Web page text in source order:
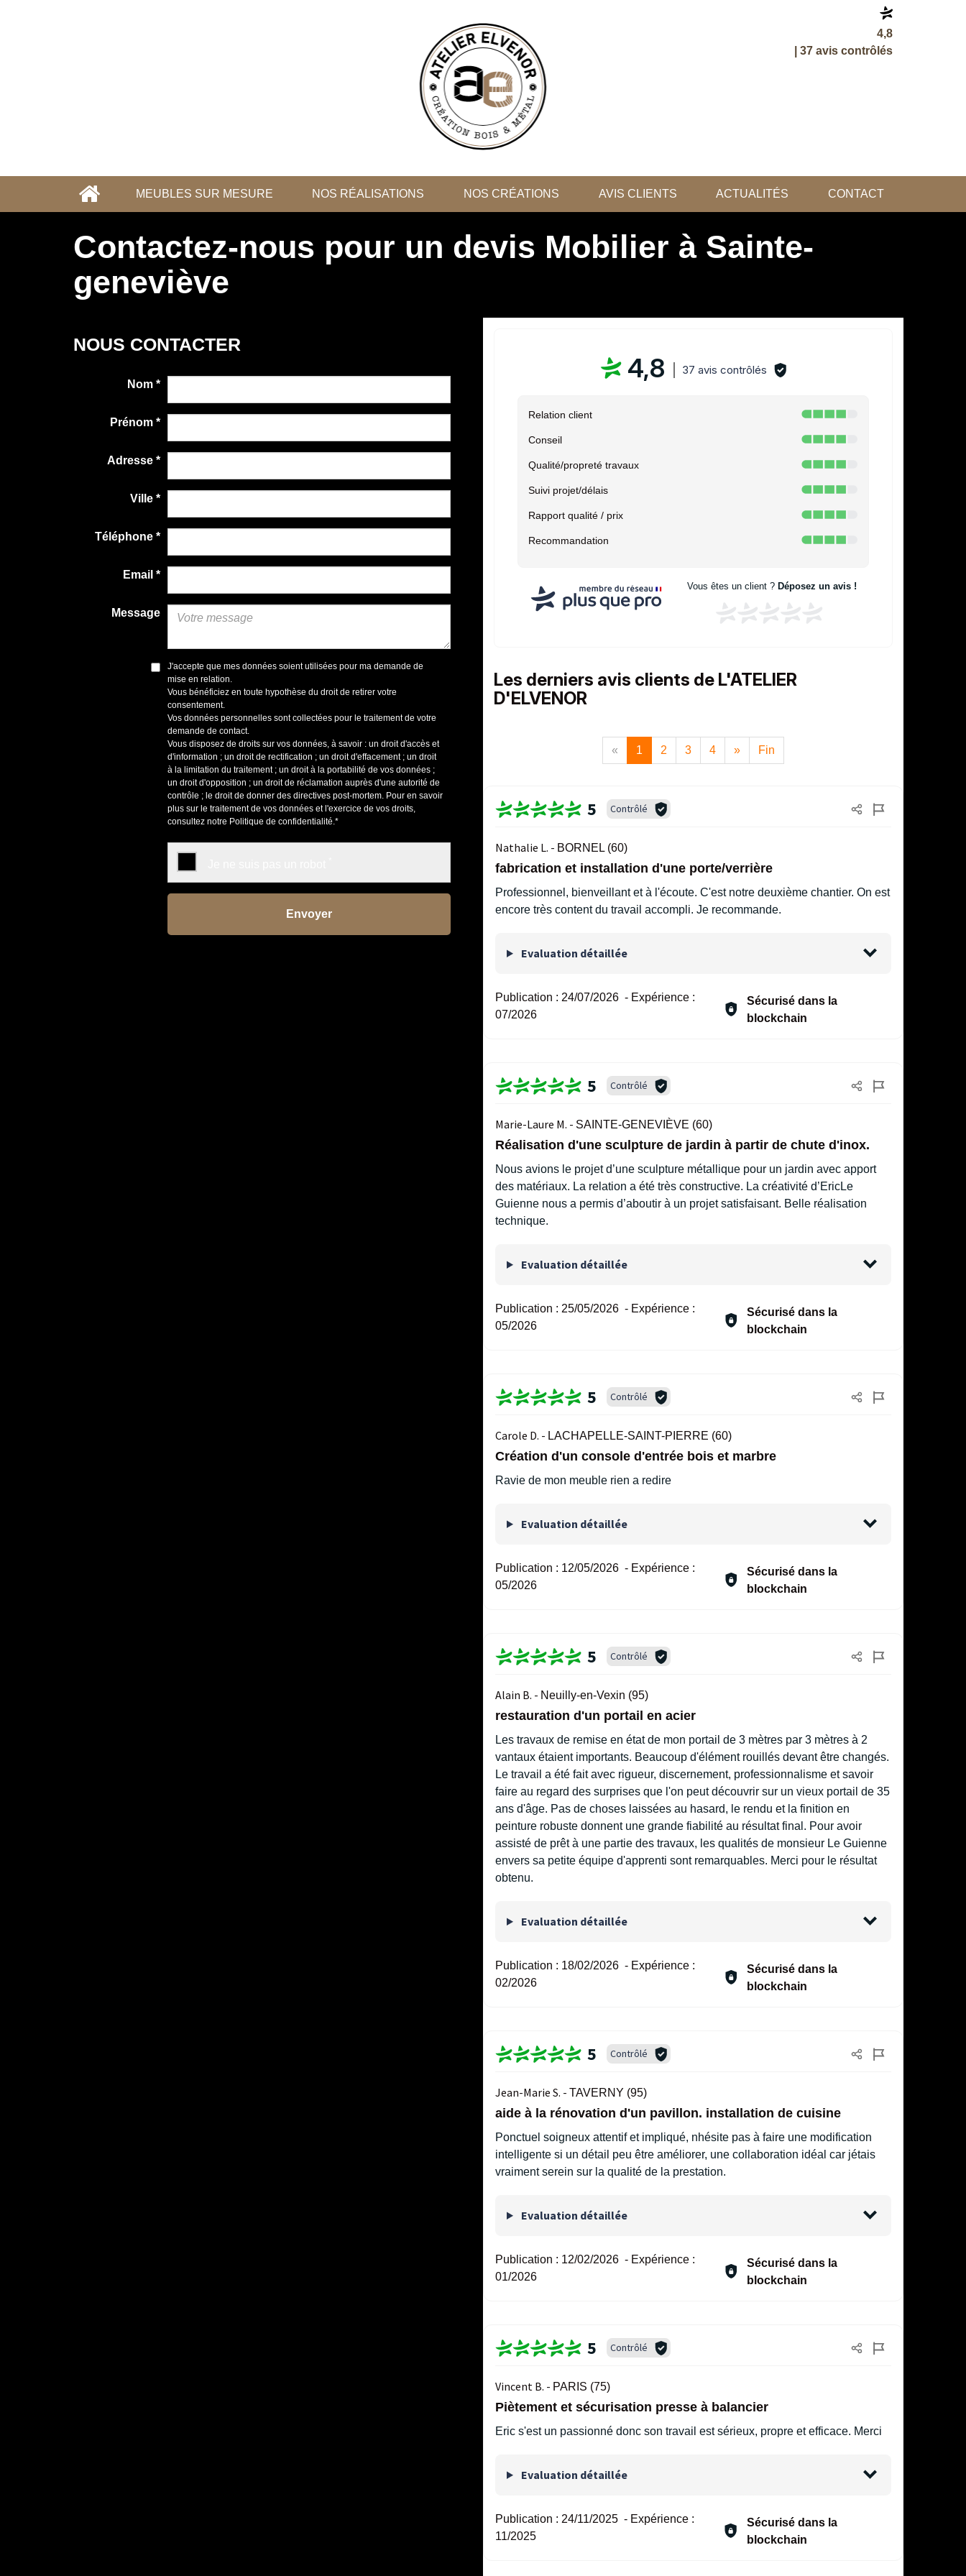
4,8
| 37 avis contrôlés
MEUBLES SUR MESURE NOS RÉALISATIONS NOS CRÉATIONS AVIS CLIENTS ACTUALITÉS CONTACT
Contactez-nous pour un devis Mobilier à Sainte-
geneviève
NOUS CONTACTER
Nom *
Prénom *
Adresse *
Ville *
Téléphone *
Email *
Message
J'accepte que mes données soient utilisées pour ma demande de
mise en relation.
Vous bénéficiez en toute hypothèse du droit de retirer votre
consentement.
Vos données personnelles sont collectées pour le traitement de votre
demande de contact.
Vous disposez de droits sur vos données, à savoir : un droit d'accès et
d'information ; un droit de rectification ; un droit d'effacement ; un droit
à la limitation du traitement ; un droit à la portabilité de vos données ;
un droit d'opposition ; un droit de réclamation auprès d'une autorité de
contrôle ; le droit de donner des directives post-mortem. Pour en savoir
plus sur le traitement de vos données et l'exercice de vos droits,
consultez notre Politique de confidentialité.*
4,8 37 avis contrôlés
Relation client
Conseil
Qualité/propreté travaux
Suivi projet/délais
Rapport qualité / prix
Recommandation
Vous êtes un client ? Déposez un avis !
Les derniers avis clients de L'ATELIER
D'ELVENOR
« 1 2 3 4 » Fin
5 Contrôlé
Nathalie L. - BORNEL (60)
fabrication et installation d'une porte/verrière
Professionnel, bienveillant et à l'écoute. C'est notre deuxième chantier. On est
encore très content du travail accompli. Je recommande.
Evaluation détaillée
Publication : 24/07/2026 - Expérience :
07/2026
Sécurisé dans la
blockchain
5 Contrôlé
Marie-Laure M. - SAINTE-GENEVIÈVE (60)
Réalisation d'une sculpture de jardin à partir de chute d'inox.
Nous avions le projet d’une sculpture métallique pour un jardin avec apport
des matériaux. La relation a été très constructive. La créativité d’EricLe
Guienne nous a permis d’aboutir à un projet satisfaisant. Belle réalisation
technique.
Evaluation détaillée
Publication : 25/05/2026 - Expérience :
05/2026
Sécurisé dans la
blockchain
5 Contrôlé
Carole D. - LACHAPELLE-SAINT-PIERRE (60)
Création d'un console d'entrée bois et marbre
Ravie de mon meuble rien a redire
Evaluation détaillée
Publication : 12/05/2026 - Expérience :
05/2026
Sécurisé dans la
blockchain
5 Contrôlé
Alain B. - Neuilly-en-Vexin (95)
restauration d'un portail en acier
Les travaux de remise en état de mon portail de 3 mètres par 3 mètres à 2
vantaux étaient importants. Beaucoup d'élément rouillés devant être changés.
Le travail a été fait avec rigueur, discernement, professionnalisme et savoir
faire au regard des surprises que l'on peut découvrir sur un vieux portail de 35
ans d'âge. Pas de choses laissées au hasard, le rendu et la finition en
peinture robuste donnent une grande fiabilité au résultat final. Pour avoir
assisté de prêt à une partie des travaux, les qualités de monsieur Le Guienne
envers sa petite équipe d'apprenti sont remarquables. Merci pour le résultat
obtenu.
Evaluation détaillée
Publication : 18/02/2026 - Expérience :
02/2026
Sécurisé dans la
blockchain
5 Contrôlé
Jean-Marie S. - TAVERNY (95)
aide à la rénovation d'un pavillon. installation de cuisine
Ponctuel soigneux attentif et impliqué, nhésite pas à faire une modification
intelligente si un détail peu être améliorer, une collaboration idéal car jétais
vraiment serein sur la qualité de la prestation.
Evaluation détaillée
Publication : 12/02/2026 - Expérience :
01/2026
Sécurisé dans la
blockchain
5 Contrôlé
Vincent B. - PARIS (75)
Piètement et sécurisation presse à balancier
Eric s'est un passionné donc son travail est sérieux, propre et efficace. Merci
Evaluation détaillée
Publication : 24/11/2025 - Expérience :
11/2025
Sécurisé dans la
blockchain